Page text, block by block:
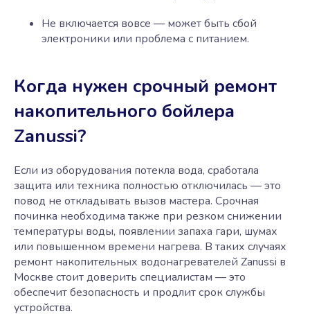
Не включается вовсе — может быть сбой
электроники или проблема с питанием.
Когда нужен срочный ремонт
накопительного бойлера
Zanussi?
Если из оборудования потекла вода, сработала
защита или техника полностью отключилась — это
повод не откладывать вызов мастера. Срочная
починка необходима также при резком снижении
температуры воды, появлении запаха гари, шумах
или повышенном времени нагрева. В таких случаях
ремонт накопительных водонагревателей Zanussi в
Москве стоит доверить специалистам — это
обеспечит безопасность и продлит срок службы
устройства.